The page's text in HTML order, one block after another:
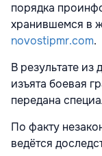
порядка
хранившемся в
novostipmr.com.
В результате
изъята боевая
передана
По факту
ведётся